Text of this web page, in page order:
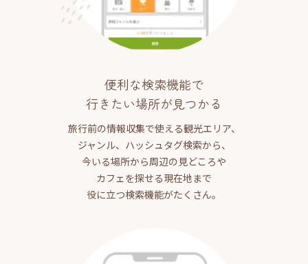
便利な検索機能で
行きたい場所が見つかる
旅行前の情報収集で使える観光エリア、
ジャンル、ハッシュタグ検索から、
今いる場所から周辺の見どころや
カフェを探せる現在地まで
役に立つ検索機能がたくさん。